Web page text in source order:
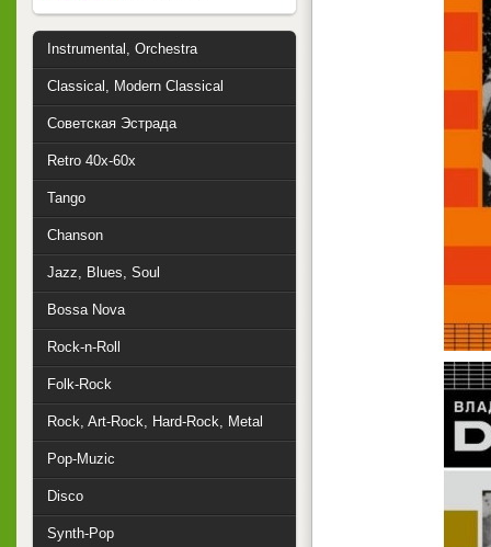
Instrumental, Orchestra
Classical, Modern Classical
Советская Эстрада
Retro 40x-60x
Tango
Chanson
Jazz, Blues, Soul
Bossa Nova
Rock-n-Roll
Folk-Rock
Rock, Art-Rock, Hard-Rock, Metal
Pop-Muzic
Disco
Synth-Pop